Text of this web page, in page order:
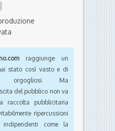
raggiunge un
stato così vasto e di
orgogliosi. Ma
del pubblico non va
pubblicitaria
ripercussioni
come la